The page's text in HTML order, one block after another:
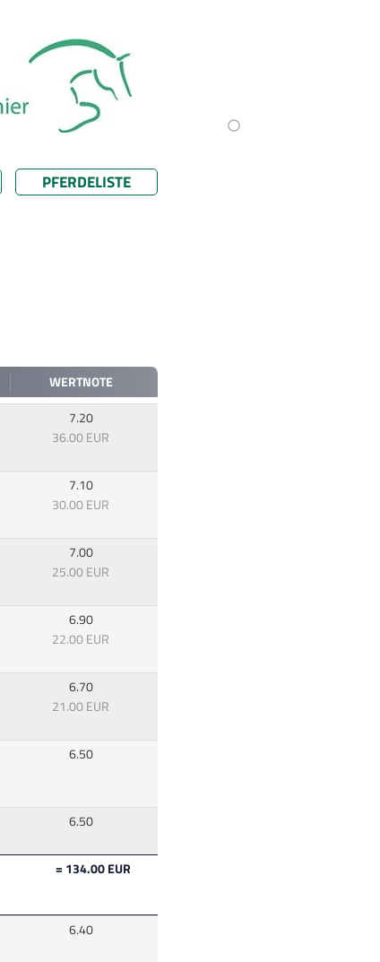
PFERDELISTE
WERTNOTE
7.20
36.00 EUR
7.10
30.00 EUR
7.00
25.00 EUR
6.90
22.00 EUR
6.70
21.00 EUR
6.50
6.50
= 134.00 EUR
6.40